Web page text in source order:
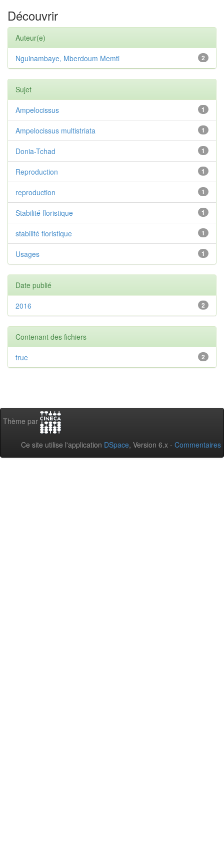
Découvrir
Auteur(e)
2
Nguinambaye, Mberdoum Memti
Sujet
1
Ampelocissus
1
Ampelocissus multistriata
1
Donia-Tchad
1
Reproduction
1
reproduction
1
Stabilité floristique
1
stabilité floristique
1
Usages
Date publié
2
2016
Contenant des fichiers
2
true
Thème par
Ce site utilise l'application DSpace, Version 6.x - Commentaires